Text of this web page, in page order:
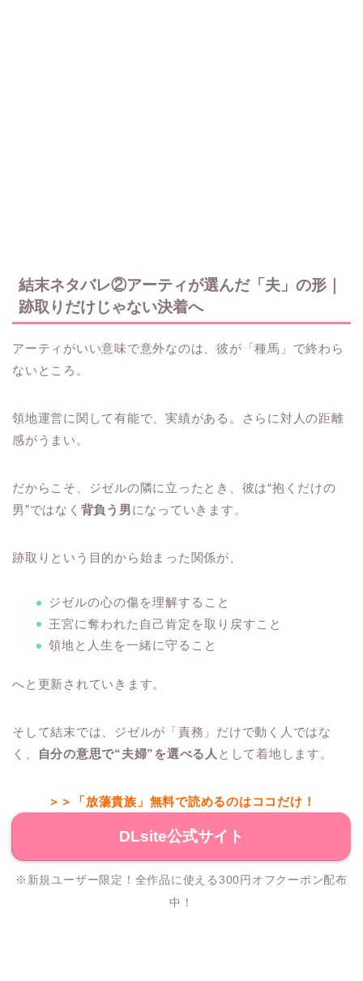
結末ネタバレ②アーティが選んだ「夫」の形｜
跡取りだけじゃない決着へ
アーティがいい意味で意外なのは、彼が「種馬」で終わら
ないところ。
領地運営に関して有能で、実績がある。さらに対人の距離
感がうまい。
だからこそ、ジゼルの隣に立ったとき、彼は“抱くだけの
男”ではなく 背負う男になっていきます。
跡取りという目的から始まった関係が、
ジゼルの心の傷を理解すること
王宮に奪われた自己肯定を取り戻すこと
領地と人生を一緒に守ること
へと更新されていきます。
そして結末では、ジゼルが「責務」だけで動く人ではな
く、
自分の意思で“夫婦”を選べる人 として着地します。
＞＞「放蕩貴族」無料で読めるのはココだけ！
DLsite公式サイト
※新規ユーザー限定！全作品に使える300円オフクーポン配布
中！